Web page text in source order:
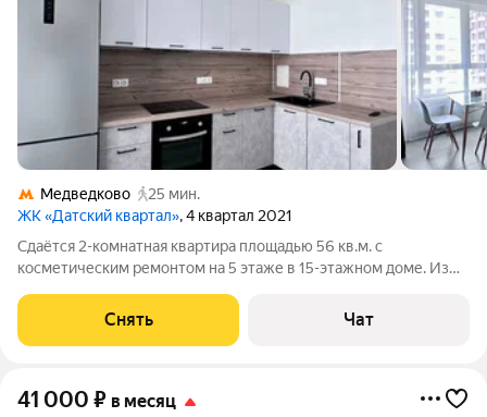
Медведково
25 мин.
ЖК «Датский квартал», 4 квартал 2021
Сдаётся 2-комнатная квартира площадью 56 кв.м. с
косметическим ремонтом на 5 этаже в 15-этажном доме. Из
Холодильник Посудомоечная машина Дом - монолитный, окна
выходят во двор и на улицу. В
Снять Чат
41 000 ₽ в месяц